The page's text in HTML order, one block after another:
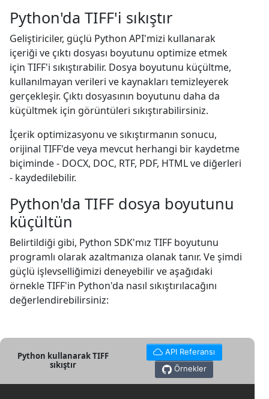
Python'da TIFF'i sıkıştır
Geliştiriciler, güçlü Python API'mizi kullanarak
içeriği ve çıktı dosyası boyutunu optimize etmek
için TIFF'i sıkıştırabilir. Dosya boyutunu küçültme,
kullanılmayan verileri ve kaynakları temizleyerek
gerçekleşir. Çıktı dosyasının boyutunu daha da
küçültmek için görüntüleri sıkıştırabilirsiniz.
İçerik optimizasyonu ve sıkıştırmanın sonucu,
orijinal TIFF'de veya mevcut herhangi bir kaydetme
biçiminde - DOCX, DOC, RTF, PDF, HTML ve diğerleri
- kaydedilebilir.
Python'da TIFF dosya boyutunu
küçültün
Belirtildiği gibi, Python SDK'mız TIFF boyutunu
programlı olarak azaltmanıza olanak tanır. Ve şimdi
güçlü işlevselliğimizi deneyebilir ve aşağıdaki
örnekle TIFF'in Python'da nasıl sıkıştırılacağını
değerlendirebilirsiniz:
Python kullanarak TIFF
sıkıştır
API Referansı
Örnekler